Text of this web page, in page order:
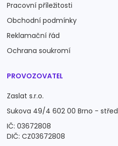
Pracovní příležitosti
Obchodní podmínky
Reklamační řád
Ochrana soukromí
PROVOZOVATEL
Zaslat s.r.o.
Sukova 49/4 602 00 Brno - střed
IČ: 03672808
DIČ: CZ03672808